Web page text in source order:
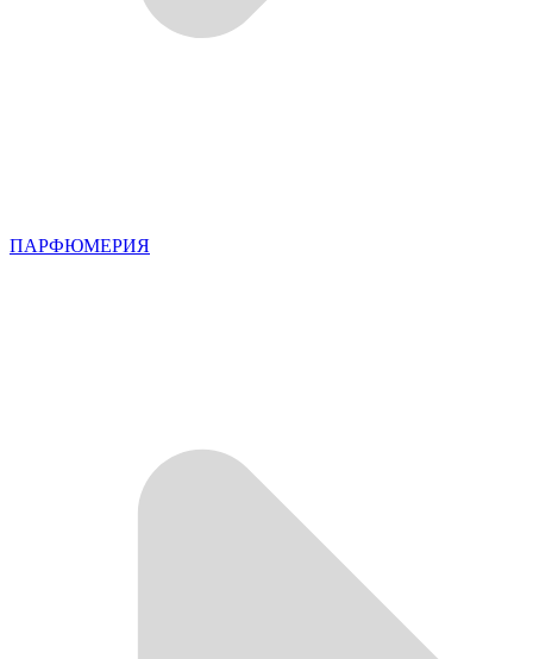
ПАРФЮМЕРИЯ